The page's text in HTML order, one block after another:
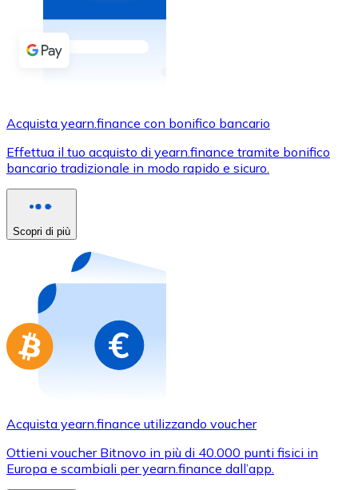
Bonifico SEPA
Aggiungi fondi al tuo conto Bitnovo o fai acquisti
Carta di credito / debito
Usa le carte Visa e Mastercard per acquistare
Acquista con carta
Negozio - Carte regalo
Nuovo
Acquista gift card dei tuoi marchi preferiti con
Vai al negozio di carte regalo
Acquista yearn.finance con bonifico bancario
Effettua il tuo acquisto di yearn.finance tramite bonifico
bancario tradizionale in modo rapido e sicuro.
Scopri di più
Acquista yearn.finance utilizzando voucher
Ottieni voucher Bitnovo in più di 40.000 punti fisici in
Europa e scambiali per yearn.finance dall’app.